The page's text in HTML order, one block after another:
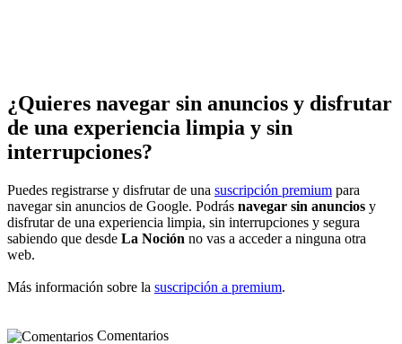
¿Quieres navegar sin anuncios y disfrutar
de una experiencia limpia y sin
interrupciones?
Puedes registrarse y disfrutar de una suscripción premium para
navegar sin anuncios de Google. Podrás navegar sin anuncios y
disfrutar de una experiencia limpia, sin interrupciones y segura
sabiendo que desde La Noción no vas a acceder a ninguna otra
web.
Más información sobre la suscripción a premium.
Comentarios